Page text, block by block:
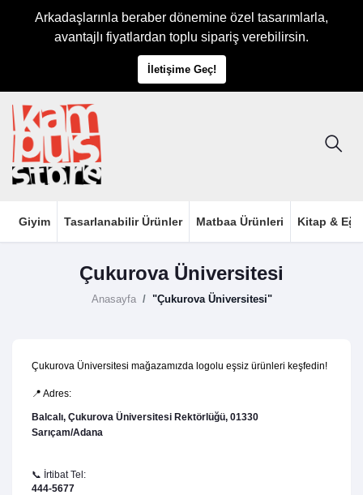
Arkadaşlarınla beraber dönemine özel tasarımlarla,
avantajlı fiyatlardan toplu sipariş verebilirsin.
İletişime Geç!
Giyim Tasarlanabilir Ürünler Matbaa Ürünleri Kitap &
Çukurova Üniversitesi
Anasayfa "Çukurova Üniversitesi"
Çukurova Üniversitesi mağazamızda logolu eşsiz ürünleri keşfedin!
📍 Adres:
Balcalı, Çukurova Üniversitesi Rektörlüğü, 01330
Sarıçam/Adana
📞 İrtibat Tel:
444-5677